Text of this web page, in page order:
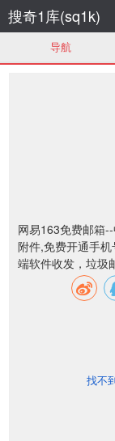
搜奇1库(sq1k)
导航
网易163免费邮箱
附件,免费开通手
端软件收发，垃圾
找不